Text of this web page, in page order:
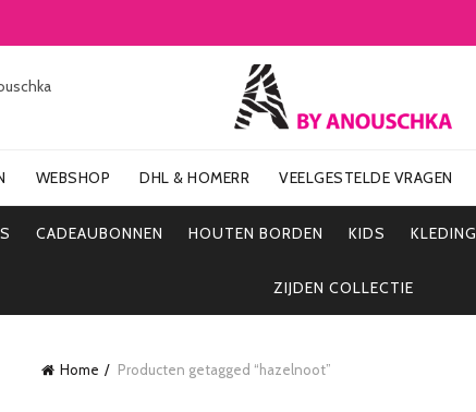
WEBSHOP DHL & HOMERR VEELGESTELDE VRAGEN
CADEAUBONNEN HOUTEN BORDEN KIDS KLEDING
ZIJDEN COLLECTIE
Home Producten getagged “hazelnoot”